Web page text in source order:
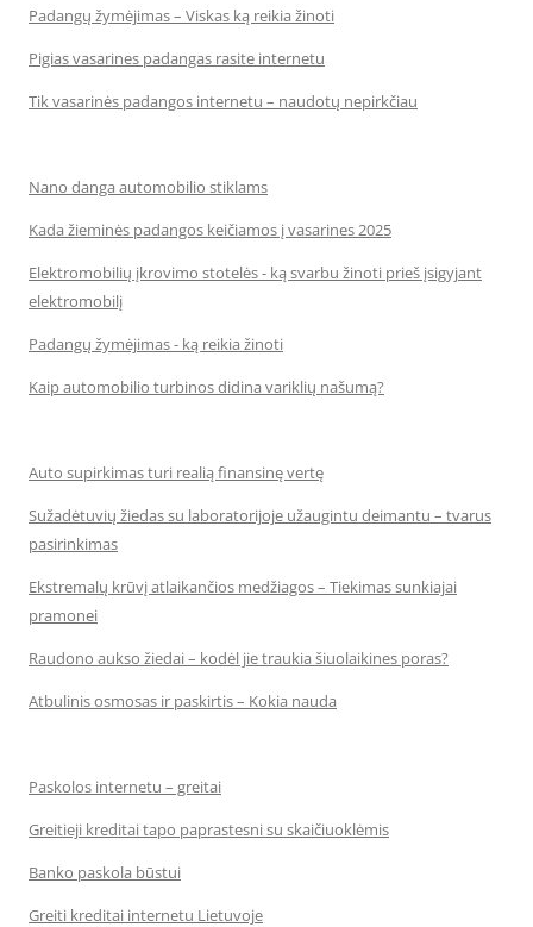
Padangų žymėjimas – Viskas ką reikia žinoti
Pigias vasarines padangas rasite internetu
Tik vasarinės padangos internetu – naudotų nepirkčiau
Nano danga automobilio stiklams
Kada žieminės padangos keičiamos į vasarines 2025
Elektromobilių įkrovimo stotelės - ką svarbu žinoti prieš įsigyjant
elektromobilį
Padangų žymėjimas - ką reikia žinoti
Kaip automobilio turbinos didina variklių našumą?
Auto supirkimas turi realią finansinę vertę
Sužadėtuvių žiedas su laboratorijoje užaugintu deimantu – tvarus
pasirinkimas
Ekstremalų krūvį atlaikančios medžiagos – Tiekimas sunkiajai
pramonei
Raudono aukso žiedai – kodėl jie traukia šiuolaikines poras?
Atbulinis osmosas ir paskirtis – Kokia nauda
Paskolos internetu – greitai
Greitieji kreditai tapo paprastesni su skaičiuoklėmis
Banko paskola būstui
Greiti kreditai internetu Lietuvoje